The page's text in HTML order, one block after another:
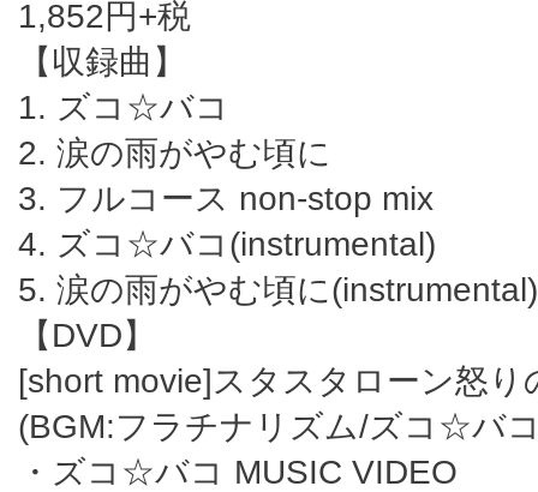
1,852円+税
【収録曲】
1. ズコ☆バコ
2. 涙の雨がやむ頃に
3. フルコース non-stop mix
4. ズコ☆バコ(instrumental)
5. 涙の雨がやむ頃に(instrumental)
【DVD】
[short movie]スタスタローン怒り
(BGM:フラチナリズム/ズコ☆バ
・ズコ☆バコ MUSIC VIDEO